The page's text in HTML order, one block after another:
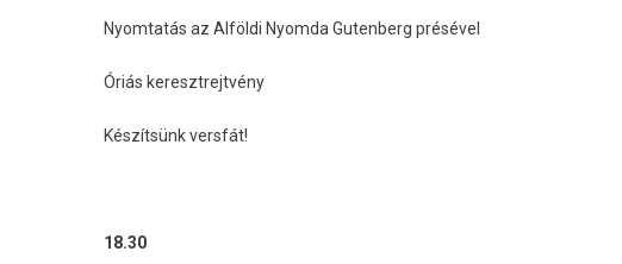
Nyomtatás az Alföldi Nyomda Gutenberg présével
Óriás keresztrejtvény
Készítsünk versfát!
18.30